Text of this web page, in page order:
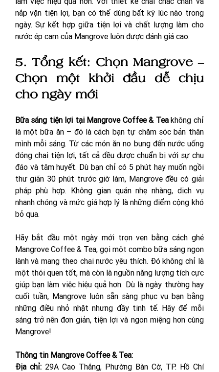
nắp vặn tiện lợi, bạn có thể dùng bất kỳ lúc nào trong
ngày. Sự kết hợp giữa tiện lợi và chất lượng làm cho
nước ép cam của Mangrove luôn được đánh giá cao.
5. Tổng kết: Chọn Mangrove –
Chọn một khởi đầu dễ chịu
cho ngày mới
Bữa sáng tiện lợi tại Mangrove Coffee & Tea không chỉ
là một bữa ăn – đó là cách bạn tự chăm sóc bản thân
mình mỗi sáng. Từ các món ăn no bụng đến nước uống
đóng chai tiện lợi, tất cả đều được chuẩn bị với sự chu
đáo và tâm huyết. Dù bạn chỉ có 5 phút hay muốn ngồi
thư giãn 30 phút trước giờ làm, Mangrove đều có giải
pháp phù hợp. Không gian quán nhẹ nhàng, dịch vụ
nhanh chóng và mức giá hợp lý là những điểm cộng khó
bỏ qua.
Hãy bắt đầu một ngày mới trọn vẹn bằng cách ghé
Mangrove Coffee & Tea, gọi một combo bữa sáng ngon
lành và mang theo chai nước yêu thích. Đó không chỉ là
một thói quen tốt, mà còn là nguồn năng lượng tích cực
giúp bạn làm việc hiệu quả hơn. Dù là ngày thường hay
cuối tuần, Mangrove luôn sẵn sàng phục vụ bạn bằng
những điều nhỏ nhặt nhưng đầy tinh tế. Hãy để mỗi
sáng trở nên đơn giản, tiện lợi và ngon miệng hơn cùng
Mangrove!
Thông tin Mangrove Coffee & Tea:
Địa chỉ: 29A Cao Thắng, Phường Bàn Cờ, TP. Hồ Chí